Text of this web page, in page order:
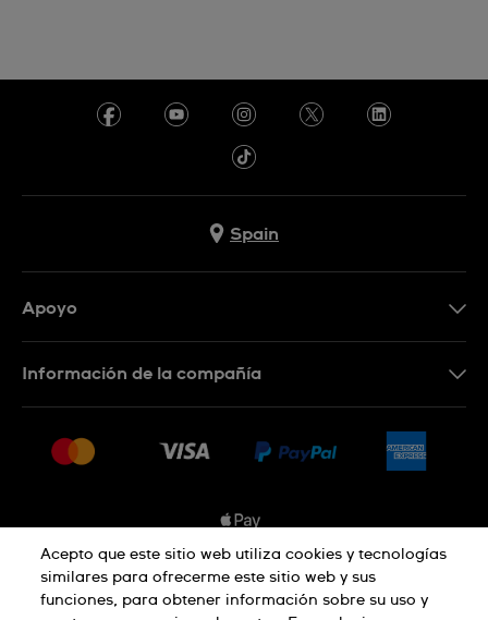
Spain
Apoyo
Devoluciones
Sistema de información
Desistimiento del contrato
Información de la compañía
Empleo
Aviso de privacidad Aviso sobre cookies
Acepto que este sitio web utiliza cookies y tecnologías
similares para ofrecerme este sitio web y sus
funciones, para obtener información sobre su uso y